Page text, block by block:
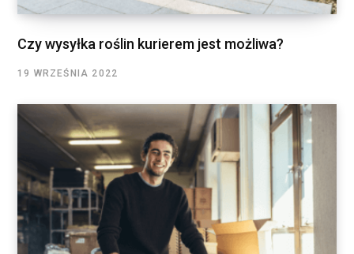
Czy wysyłka roślin kurierem jest możliwa?
19 WRZEŚNIA 2022